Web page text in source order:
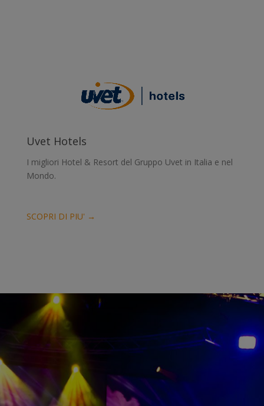
Uvet Hotels
I migliori Hotel & Resort del Gruppo Uvet in Italia e nel
Mondo.
SCOPRI DI PIU' →